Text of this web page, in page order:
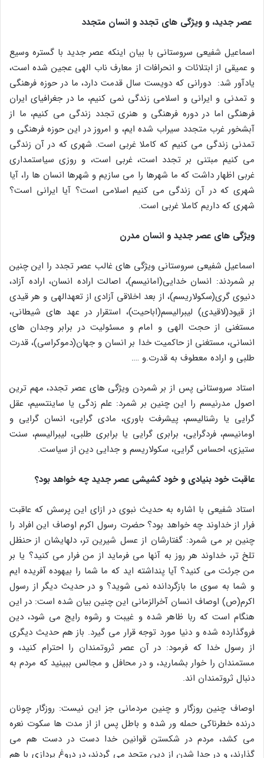
عصر جدید، و ویژگی های تجدد و انسان متجدد
اسماعیل شفیعی سروستانی با بیان اینکه عصر جدید با گستره وسیع
و عمیقی از ابتلائات و انحرافات از معارف ناب الهی عجین شده است،
یادآور شد: دورانی که دویست سال قدمت دارد، ما در حوزه فرهنگی
و تمدنی و ایرانی و اسلامی زندگی نمی کنیم، ما در جغرافیای ایران
فرهنگی اما در دوره فرهنگی و هنری تجدد زندگی می کنیم، ما از
آبشخور غرب متجدد سیراب شده ایم، و امروز در این حوزه فرهنگی و
تمدنی زندگی می کنیم که کاملا غربی است. شهری که در آن زندگی
می کنیم مبتنی بر تجدد است، غربی است، و روزی سیاستمداری
غربی اظهار داشت که ما شهرها را می سازیم و شهرها انسان ها را، آیا
شهری که در آن زندگی می کنیم اسلامی است؟ آیا ایرانی است؟
شهری که داریم کاملا غربی است.
ویژگی های عصر جدید و انسان مدرن
اسماعیل شفیعی سروستانی ویژگی های غالب عصر تجدد را این چنین
بر شمردند: انسان خدایی(امانیسم)، اصالت اراده انسان، اراده آزاد،
دنیوی گری(سکولاریسم)، از بعد اخلاقی آزادی از تعهدالهی و هر قیدی
از قیود(لاقیدی) لیبرالیسم(اباحیت)، استقرار در عهد های شیطانی،
مستغنی از حجت الهی و امام و مسئولیت در برابر وجدان های
انسانی، مستغنی از حاکمیت خدا بر انسان و جهان(دموکراسی)، قدرت
طلبی و اراده معطوف به قدرت.و ….
استاد سروستانی پس از بر شمردن ویژگی های عصر تجدد، مهم ترین
اصول مدرنیسم را این چنین بر شمرد: علم زدگی یا ساینتسیم، عقل
گرایی یا رشنالیسم، پیشرفت باوری، مادی گرایی، انسان گرایی و
اومانیسم، فردگرایی، برابری گرایی یا برابری طلبی، لیبرالیسم، سنت
ستیزی، احساس گرایی، سکولاریسم و جدایی دین از سیاست.
عاقبت خود بنیادی و خود کشیشی عصر جدید چه خواهد بود؟
استاد شفیعی با اشاره به حدیث نبوی در ازای این پرسش که عاقبت
فرار از خداوند چه خواهد بود؟ حضرت رسول اکرم اوصاف این افراد را
چنین بر می شمرد: گفتارشان از عسل شیرین تر، دلهایشان از حنظل
تلخ تر، خداوند هر روز به آنها می فرماید از من فرار می کنید؟ یا بر
من جرئت می کنید؟ آیا پنداشته اید که ما شما را بیهوده آفریده ایم
و شما به سوی ما بازگردانده نمی شوید؟ و در حدیث دیگر از رسول
اکرم(ص) اوصاف انسان آخرالزمانی این چنین بیان شده است: در این
هنگام است که ربا ظاهر شده و غیبت و رشوه رایج می شود، دین
فروگذارده شده و دنیا مورد توجه قرار می گیرد. باز هم حدیث دیگری
از رسول خدا که فرمود: در آن عصر ثروتمندان را احترام کنید، و
مستمندان را خوار بشمارید، و در محافل و مجالس ببینید که مردم به
دنبال ثروتمندان اند.
اوصاف چنین روزگار و چنین مردمانی جز این نیست: روزگار چونان
درنده خطرناکی حمله ور شده و باطل پس از از مدت ها سکوت نعره
می کشد، مردم در شکستن قوانین خدا دست در دست هم می
گذارند، و در جدا شدن از دین متحد می گردند، در دروغ پردازی با هم